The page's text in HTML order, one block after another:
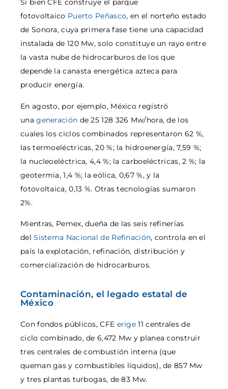
Si bien CFE construye el parque
fotovoltaico Puerto Peñasco, en el norteño estado
de Sonora, cuya primera fase tiene una capacidad
instalada de 120 Mw, solo constituye un rayo entre
la vasta nube de hidrocarburos de los que
depende la canasta energética azteca para
producir energía.
En agosto, por ejemplo, México registró
unageneración de 25 128 326 Mw/hora, de los
cuales los ciclos combinados representaron 62 %,
las termoeléctricas, 20 %; la hidroenergía, 7,59 %;
la nucleoeléctrica, 4,4 %; la carboeléctricas, 2 %; la
geotermia, 1,4 %; la eólica, 0,67 %, y la
fotovoltaica, 0,13 %. Otras tecnologías sumaron
2%.
Mientras, Pemex, dueña de las seis refinerías
delSistema Nacional de Refinación, controla en el
país la explotación, refinación, distribución y
comercialización de hidrocarburos.
Contaminación, el legado estatal de
México
Con fondos públicos, CFE erige 11 centrales de
ciclo combinado, de 6,472 Mw y planea construir
tres centrales de combustión interna (que
queman gas y combustibles líquidos), de 857 Mw
y tres plantas turbogas, de 83 Mw.